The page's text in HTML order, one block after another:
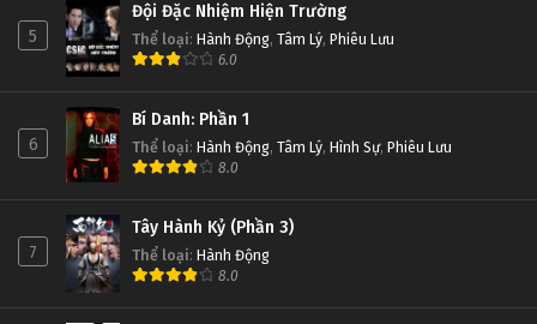
5
Đội Đặc Nhiệm Hiện Trường
Thể loại: Hành Động, Tâm Lý, Phiêu Lưu
6.0
6
Bí Danh: Phần 1
Thể loại: Hành Động, Tâm Lý, Hình Sự, Phiêu Lưu
8.0
7
Tây Hành Kỷ (Phần 3)
Thể loại: Hành Động
8.0